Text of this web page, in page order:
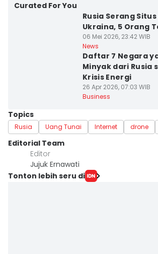
Curated For You
Rusia Serang
Ukraina, 5 Orang
06 Mei 2026, 23:42 WIB
News
Daftar 7 Negara
Minyak dari Rusia
Krisis Energi
26 Apr 2026, 07:03 WIB
Business
Topics
Rusia Uang Tunai Internet drone
Editorial Team
Editor
Jujuk Ernawati
Tonton lebih seru di